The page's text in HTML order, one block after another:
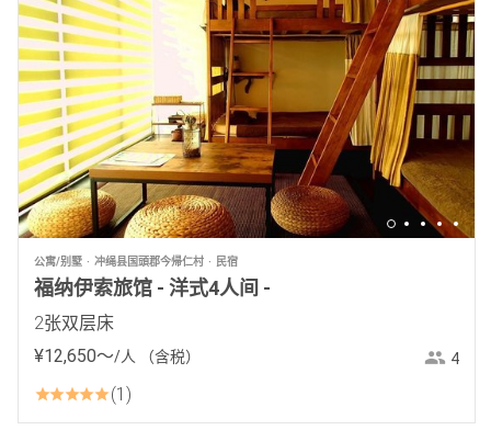
公寓/别墅 冲绳县国頭郡今帰仁村 民宿
福纳伊索旅馆 - 洋式4人间 -
2张双层床
¥12,650〜/人 （含税） 4
1